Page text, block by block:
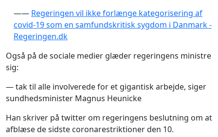
—— Regeringen vil ikke forlænge kategorisering af
covid-19 som en samfundskritisk sygdom i Danmark -
Regeringen.dk
Også på de sociale medier glæder regeringens ministre
sig:
— tak til alle involverede for et gigantisk arbejde, siger
sundhedsminister Magnus Heunicke
Han skriver på twitter om regeringens beslutning om at
afblæse de sidste coronarestriktioner den 10.